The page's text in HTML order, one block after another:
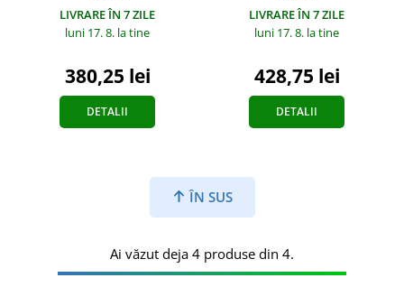
LIVRARE ÎN 7 ZILE
luni 17. 8. la tine
380,25 lei
DETALII
LIVRARE ÎN 7 ZILE
luni 17. 8. la tine
428,75 lei
DETALII
ÎN SUS
Ai văzut deja 4 produse din 4.